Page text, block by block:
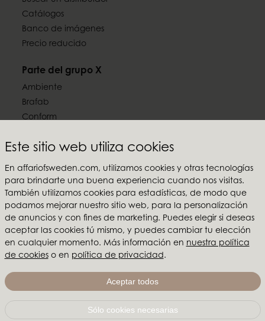
Este sitio web utiliza cookies
En affariofsweden.com, utilizamos cookies y otras tecnologías
para brindarte una buena experiencia cuando nos visitas.
También utilizamos cookies para estadísticas, de modo que
podamos mejorar nuestro sitio web, para la personalización
de anuncios y con fines de marketing. Puedes elegir si deseas
aceptar las cookies tú mismo, y puedes cambiar tu elección
en cualquier momento. Más información en nuestra política
de cookieso en política de privacidad.
Aceptar todos
Sólo cookies necesarias
Catálogos
Banco de imágenes
Precio reducido
Parte del grupo X
Ambiente
Brafab
Conform
MTI
Síguenos en las redes sociales
Affari of Sweden
Sobre nosotros
Inspiración